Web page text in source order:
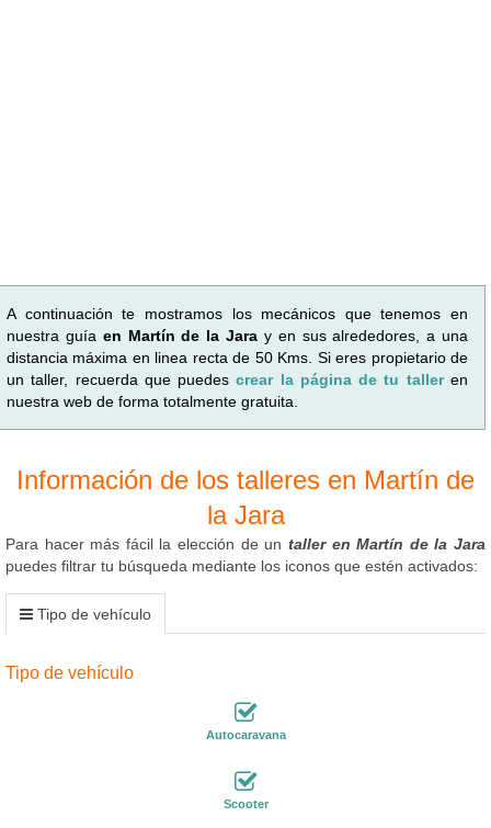
A continuación te mostramos los mecánicos que tenemos en
nuestra guía en Martín de la Jara y en sus alrededores, a una
distancia máxima en linea recta de 50 Kms. Si eres propietario de
un taller, recuerda que puedescrear la página de tu talleren
nuestra web de forma totalmente gratuita.
Información de los talleres en Martín de
la Jara
Para hacer más fácil la elección de un taller en Martín de la Jara
puedes filtrar tu búsqueda mediante los iconos que estén activados:
Tipo de vehículo
Tipo de vehículo
Autocaravana
Scooter